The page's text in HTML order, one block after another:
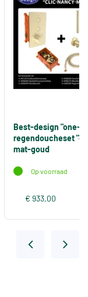
Best-design "one-
regendoucheset
mat-goud
Op voorraad
€ 933,00